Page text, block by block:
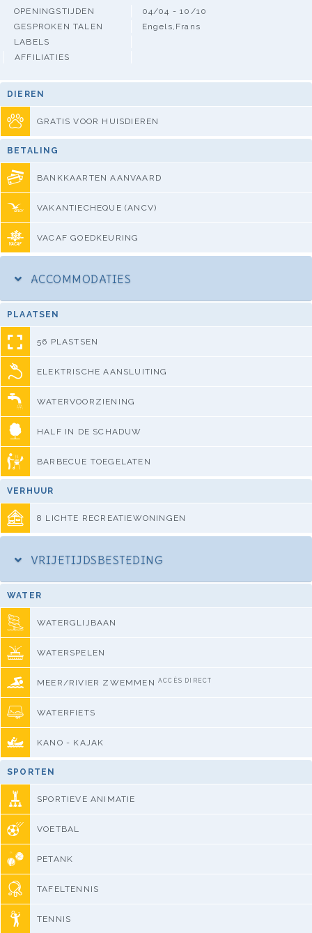
OPENINGSTIJDEN
04/04 - 10/10
GESPROKEN TALEN
Engels,Frans
LABELS
AFFILIATIES
DIEREN
GRATIS VOOR HUISDIEREN
BETALING
BANKKAARTEN AANVAARD
VAKANTIECHEQUE (ANCV)
VACAF GOEDKEURING
ACCOMMODATIES
PLAATSEN
56 PLASTSEN
ELEKTRISCHE AANSLUITING
WATERVOORZIENING
HALF IN DE SCHADUW
BARBECUE TOEGELATEN
VERHUUR
8 LICHTE RECREATIEWONINGEN
VRIJETIJDSBESTEDING
WATER
WATERGLIJBAAN
WATERSPELEN
MEER/RIVIER ZWEMMEN ACCÈS DIRECT
WATERFIETS
KANO - KAJAK
SPORTEN
SPORTIEVE ANIMATIE
VOETBAL
PETANK
TAFELTENNIS
TENNIS